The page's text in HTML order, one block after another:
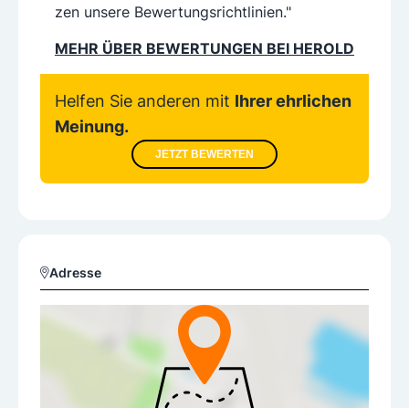
zen unsere Bewertungsrichtlinien."
MEHR ÜBER BEWERTUNGEN BEI HEROLD
Helfen Sie anderen mit Ihrer ehrlichen
Meinung.
JETZT BEWERTEN
Adresse